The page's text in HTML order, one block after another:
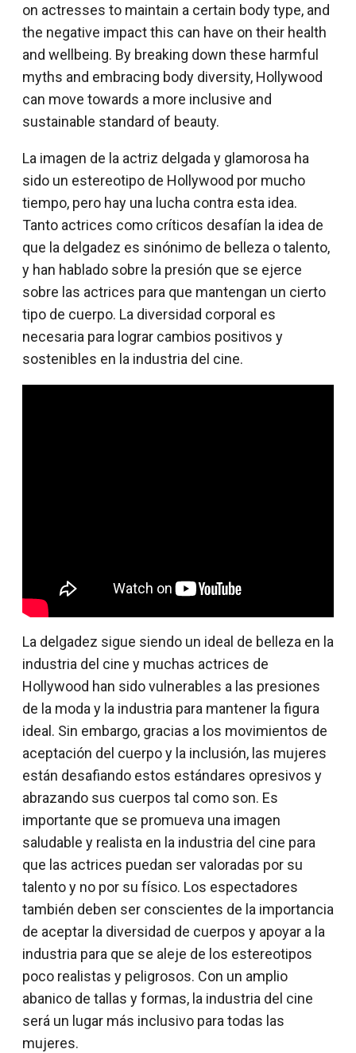
on actresses to maintain a certain body type, and
the negative impact this can have on their health
and wellbeing. By breaking down these harmful
myths and embracing body diversity, Hollywood
can move towards a more inclusive and
sustainable standard of beauty.
La imagen de la actriz delgada y glamorosa ha
sido un estereotipo de Hollywood por mucho
tiempo, pero hay una lucha contra esta idea.
Tanto actrices como críticos desafían la idea de
que la delgadez es sinónimo de belleza o talento,
y han hablado sobre la presión que se ejerce
sobre las actrices para que mantengan un cierto
tipo de cuerpo. La diversidad corporal es
necesaria para lograr cambios positivos y
sostenibles en la industria del cine.
La delgadez sigue siendo un ideal de belleza en la
industria del cine y muchas actrices de
Hollywood han sido vulnerables a las presiones
de la moda y la industria para mantener la figura
ideal. Sin embargo, gracias a los movimientos de
aceptación del cuerpo y la inclusión, las mujeres
están desafiando estos estándares opresivos y
abrazando sus cuerpos tal como son. Es
importante que se promueva una imagen
saludable y realista en la industria del cine para
que las actrices puedan ser valoradas por su
talento y no por su físico. Los espectadores
también deben ser conscientes de la importancia
de aceptar la diversidad de cuerpos y apoyar a la
industria para que se aleje de los estereotipos
poco realistas y peligrosos. Con un amplio
abanico de tallas y formas, la industria del cine
será un lugar más inclusivo para todas las
mujeres.